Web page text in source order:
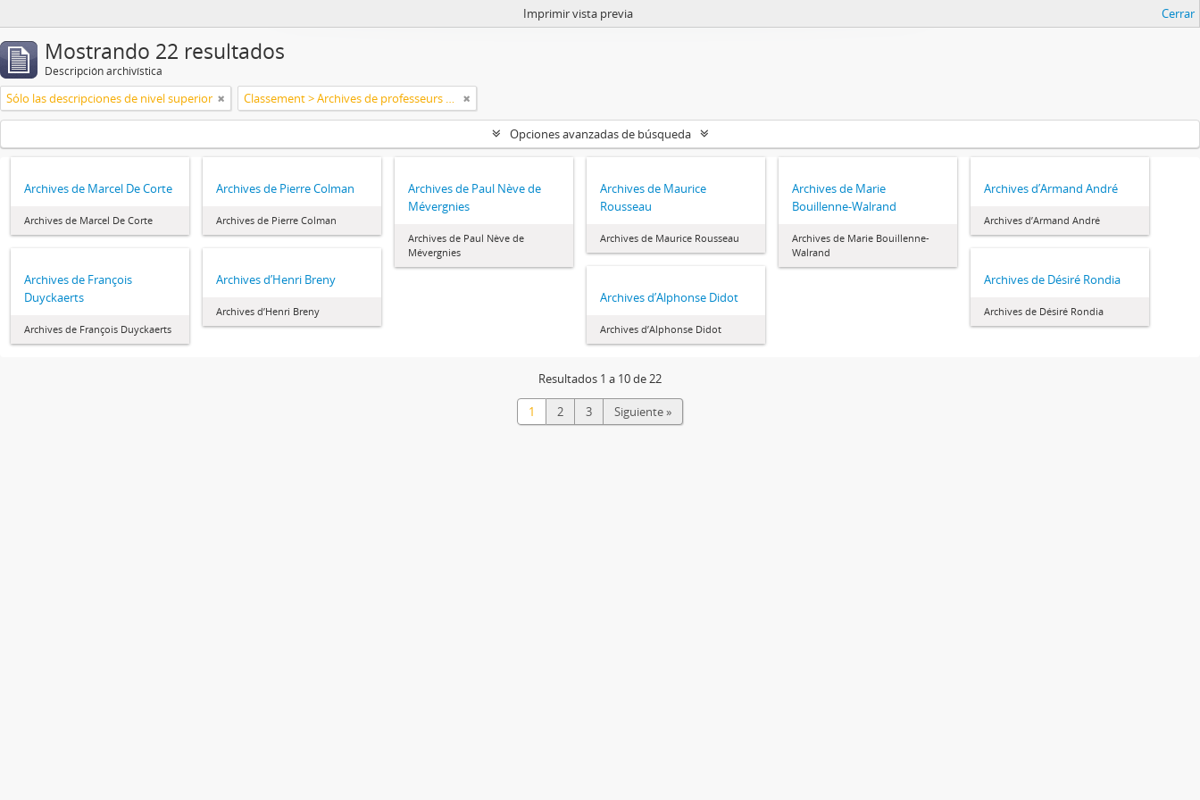
Imprimir vista previa Cerrar
Mostrando 22 resultados
Descripción archivística
Sólo las descripciones de nivel superior Classement > Archives de professeurs et chercheurs
Opciones avanzadas de búsqueda
Archives de Marcel De Corte
Archives de Marcel De Corte
Archives de Pierre Colman
Archives de Pierre Colman
Archives de Paul Nève de
Mévergnies
Archives de Paul Nève de
Mévergnies
Archives de Maurice
Rousseau
Archives de Maurice Rousseau
Archives de Marie
Bouillenne-Walrand
Archives de Marie Bouillenne-
Walrand
Archives d’Armand André
Archives d’Armand André
Archives de François
Duyckaerts
Archives de François Duyckaerts
Archives d’Henri Breny
Archives d’Henri Breny
Archives de Désiré Rondia
Archives de Désiré Rondia
Archives d’Alphonse Didot
Archives d’Alphonse Didot
Resultados 1 a 10 de 22
1 2 3 Siguiente »